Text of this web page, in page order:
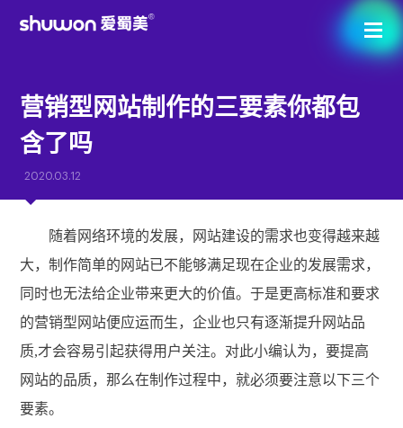
营销型网站制作的三要素你都包
含了吗
2020.03.12
随着网络环境的发展，网站建设的需求也变得越来越
大，制作简单的网站已不能够满足现在企业的发展需求，
同时也无法给企业带来更大的价值。于是更高标准和要求
的营销型网站便应运而生，企业也只有逐渐提升网站品
质,才会容易引起获得用户关注。对此小编认为，要提高
网站的品质，那么在制作过程中，就必须要注意以下三个
要素。